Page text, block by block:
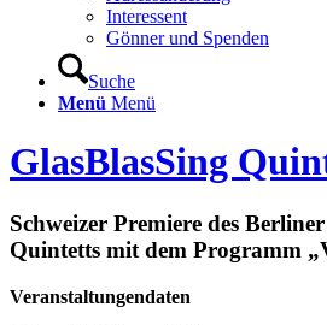
Interessent
Gönner und Spenden
Suche
Menü Menü
GlasBlasSing
Schweizer Premiere des
Quintetts mit dem Programm „
Veranstaltungendaten